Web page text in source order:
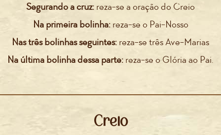
Segurando a cruz: reza-se a oração do Creio
Na primeira bolinha:reza-se o Pai-Nosso
Nas três bolinhas seguintes: reza-se três Ave-Marias
Na última bolinha dessa parte: reza-se o Glória ao Pai.
Creio